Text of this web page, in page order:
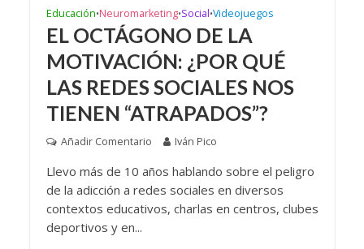
Educación•Neuromarketing•Social•Videojuegos
EL OCTÁGONO DE LA
MOTIVACIÓN: ¿POR QUÉ
LAS REDES SOCIALES NOS
TIENEN “ATRAPADOS”?
Añadir Comentario Iván Pico
Llevo más de 10 años hablando sobre el peligro
de la adicción a redes sociales en diversos
contextos educativos, charlas en centros, clubes
deportivos y en...